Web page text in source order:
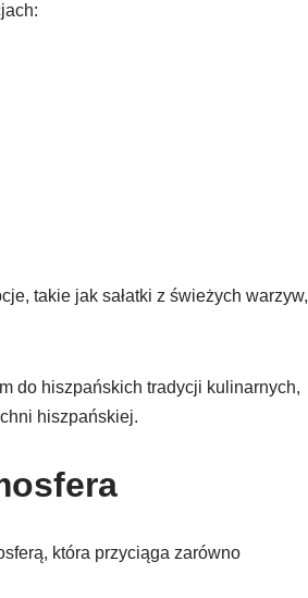
takie jak sałatki z świeżych warzyw,
do hiszpańskich tradycji kulinarnych,
hiszpańskiej.
która przyciąga zarówno